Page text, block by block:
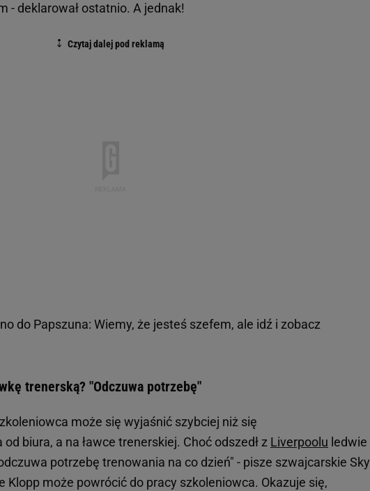
- deklarował ostatnio. A jednak!
do Papszuna: Wiemy, że jesteś szefem, ale idź i zobacz
trenerską? "Odczuwa potrzebę"
może się wyjaśnić szybciej niż się
biura, a na ławce trenerskiej. Choć odszedł z Liverpoolu ledwie
potrzebę trenowania na co dzień" - pisze szwajcarskie Sky
Klopp może powrócić do pracy szkoleniowca. Okazuje się,